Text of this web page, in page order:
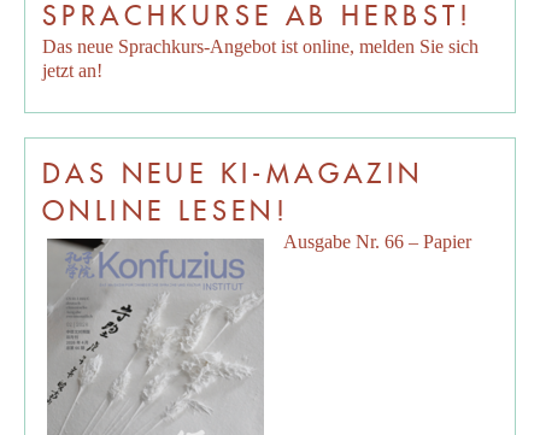
SPRACHKURSE AB HERBST!
Das neue Sprachkurs-Angebot ist online, melden Sie sich
jetzt an!
DAS NEUE KI-MAGAZIN
ONLINE LESEN!
Ausgabe Nr. 66 – Papier